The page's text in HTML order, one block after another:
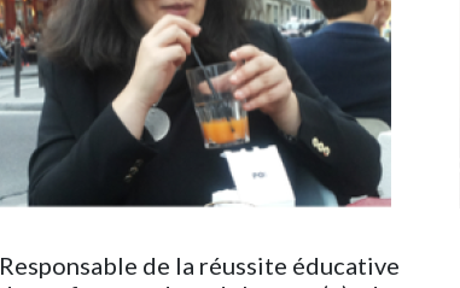
Responsable de la réussite éducative